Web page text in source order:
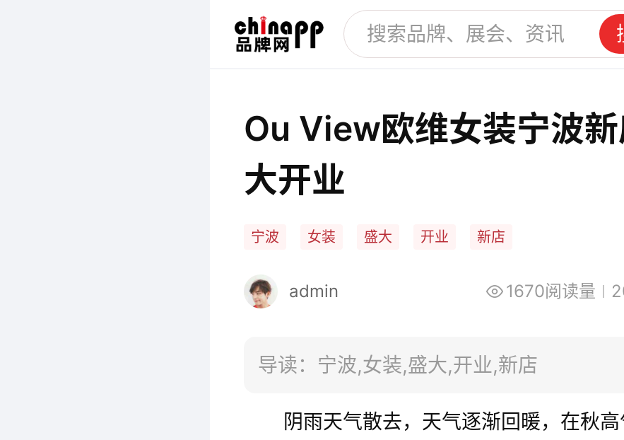
Ou View欧维女装宁波
大开业
宁波 女装 盛大 开业 新店
admin 1670阅读量
导读：宁波,女装,盛大,开业,新店
阴雨天气散去，天气逐渐回暖，在秋高